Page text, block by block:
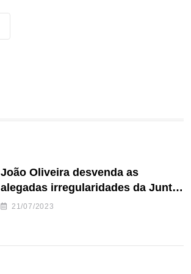
João Oliveira desvenda as
alegadas irregularidades da Junta
de Freguesia S. João de Ver
21/07/2023